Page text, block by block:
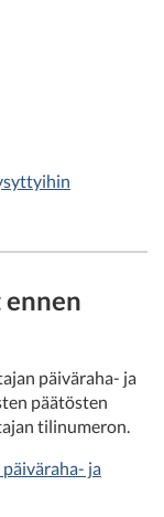
päiväraha- ja
päätösten
tilinumeron.
ja